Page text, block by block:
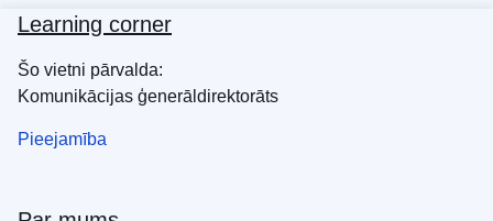
Learning corner
Šo vietni pārvalda:
Komunikācijas ģenerāldirektorāts
Pieejamība